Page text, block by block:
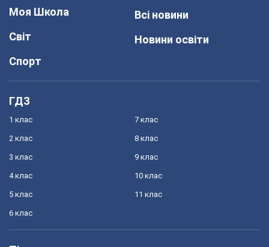
Моя Школа
Світ
Спорт
Всі новини
Новини освіти
ГДЗ
1 клас
2 клас
3 клас
4 клас
5 клас
6 клас
7 клас
8 клас
9 клас
10 клас
11 клас